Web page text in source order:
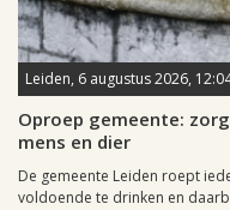
Leiden, 6 augustus 2026,
Oproep gemeente:
mens en dier
De gemeente Leiden roept
voldoende te drinken en